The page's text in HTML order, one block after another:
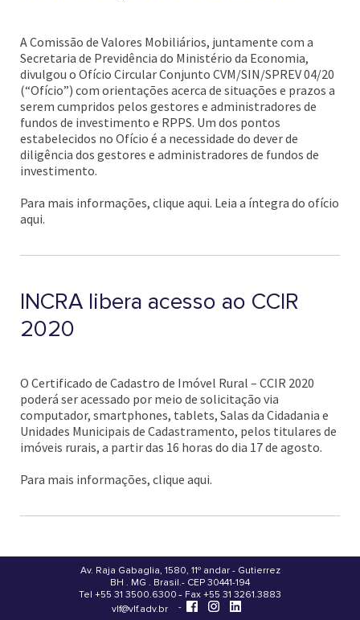
A Comissão de Valores Mobiliários, juntamente com a
Secretaria de Previdência do Ministério da Economia,
divulgou o Ofício Circular Conjunto CVM/SIN/SPREV 04/20
(“Ofício”) com orientações acerca de situações e prazos a
serem cumpridos pelos gestores e administradores de
fundos de investimento e RPPS. Um dos pontos
estabelecidos no Ofício é a necessidade do dever de
diligência dos gestores e administradores de fundos de
investimento.
Para mais informações, clique aqui. Leia a íntegra do ofício
aqui.
INCRA libera acesso ao CCIR
2020
O Certificado de Cadastro de Imóvel Rural – CCIR 2020
poderá ser acessado por meio de solicitação via
computador, smartphones, tablets, Salas da Cidadania e
Unidades Municipais de Cadastramento, pelos titulares de
imóveis rurais, a partir das 16 horas do dia 17 de agosto.
Para mais informações, clique aqui.
Av. Raja Gabaglia, 1580, 11º andar - Gutierrez
.
BH . MG . Brasil - CEP 30441-194
-
Tel +55 31 3500.6300 - Fax +55 31 3261.3883
-
vlf@vlf.adv.br